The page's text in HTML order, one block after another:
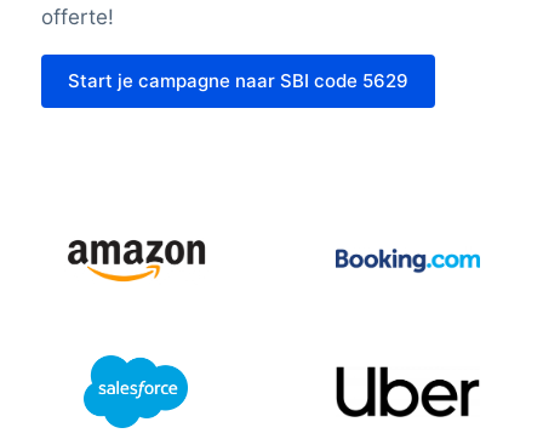
offerte!
Start je campagne naar SBI code 5629